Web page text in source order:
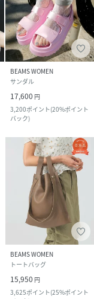
BEAMS WOMEN
サンダル
17,600 円
3,200ポイント(20%ポイント
バック)
BEAMS WOMEN
トートバッグ
15,950 円
3,625ポイント(25%ポイント